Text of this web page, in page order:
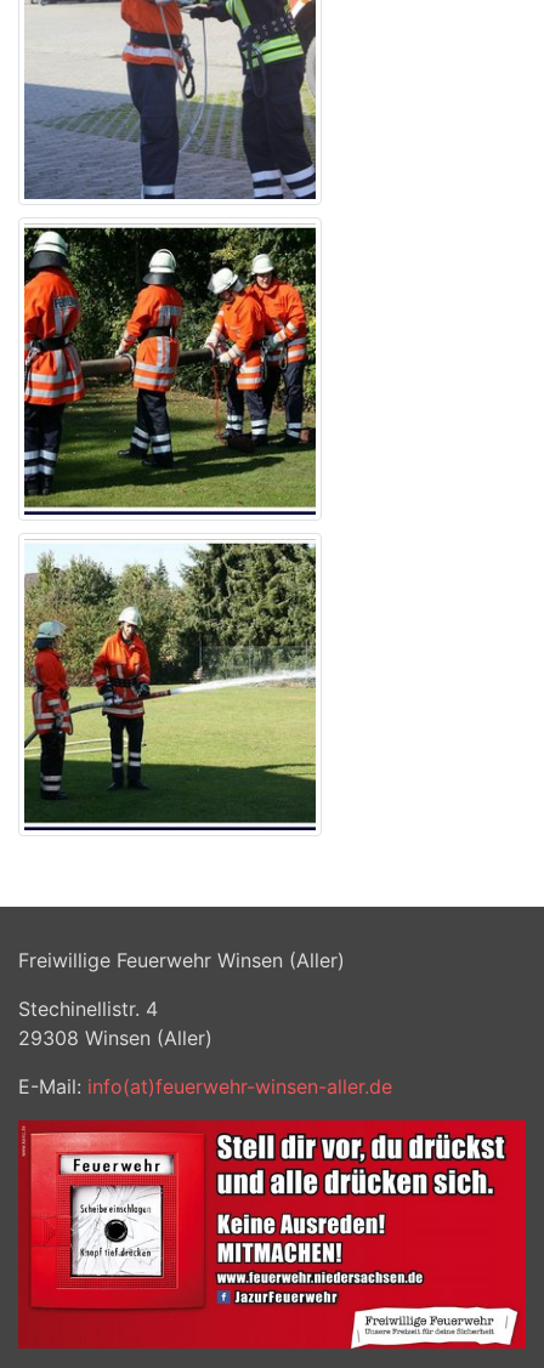
Freiwillige Feuerwehr Winsen (Aller)
Stechinellistr. 4
29308 Winsen (Aller)
E-Mail: info(at)feuerwehr-winsen-aller.de